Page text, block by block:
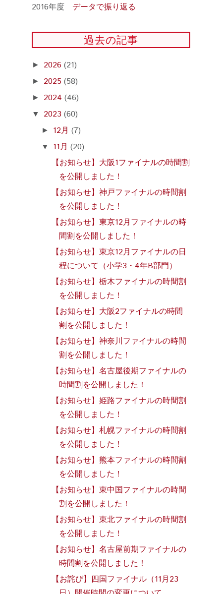
2016年度 データで振り返る
過去の記事
► 2026 (21)
► 2025 (58)
► 2024 (46)
▼ 2023 (60)
► 12月(7)
▼ 11月(20)
【お知らせ】大阪1ファイナルの時間割
を公開しました！
【お知らせ】神戸ファイナルの時間割
を公開しました！
【お知らせ】東京12月ファイナルの時
間割を公開しました！
【お知らせ】東京12月ファイナルの日
程について（小学3・4年B部門）
【お知らせ】栃木ファイナルの時間割
を公開しました！
【お知らせ】大阪2ファイナルの時間
割を公開しました！
【お知らせ】神奈川ファイナルの時間
割を公開しました！
【お知らせ】名古屋後期ファイナルの
時間割を公開しました！
【お知らせ】姫路ファイナルの時間割
を公開しました！
【お知らせ】札幌ファイナルの時間割
を公開しました！
【お知らせ】熊本ファイナルの時間割
を公開しました！
【お知らせ】東中国ファイナルの時間
割を公開しました！
【お知らせ】東北ファイナルの時間割
を公開しました！
【お知らせ】名古屋前期ファイナルの
時間割を公開しました！
【お詫び】四国ファイナル（11月23